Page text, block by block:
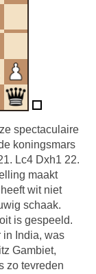
spectaculaire
koningsmars
Lc4 Dxh1 22.
maakt
wit niet
schaak.
is gespeeld.
in India, was
Gambiet,
zo tevreden